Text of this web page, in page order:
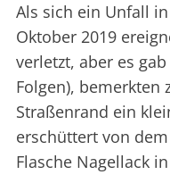
Als sich ein Unfall
Oktober 2019
verletzt, aber es
Folgen), bemerkten
Straßenrand ein
erschüttert von
Flasche Nagellack